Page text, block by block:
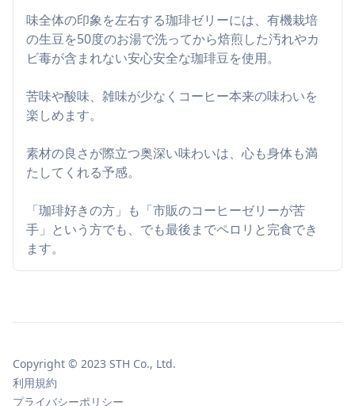
味全体の印象を左右する珈琲ゼリーには、有機栽培
の生豆を50度のお湯で洗ってから焙煎した汚れやカ
ビ毒が含まれない安心安全な珈琲豆を使用。
苦味や酸味、雑味が少なくコーヒー本来の味わいを
楽しめます。
素材の良さが際立つ奥深い味わいは、心も身体も満
たしてくれる予感。
「珈琲好きの方」も「市販のコーヒーゼリーが苦
手」という方でも、でも最後までペロリと完食でき
ます。
Copyright © 2023 STH Co., Ltd.
利用規約
プライバシーポリシー